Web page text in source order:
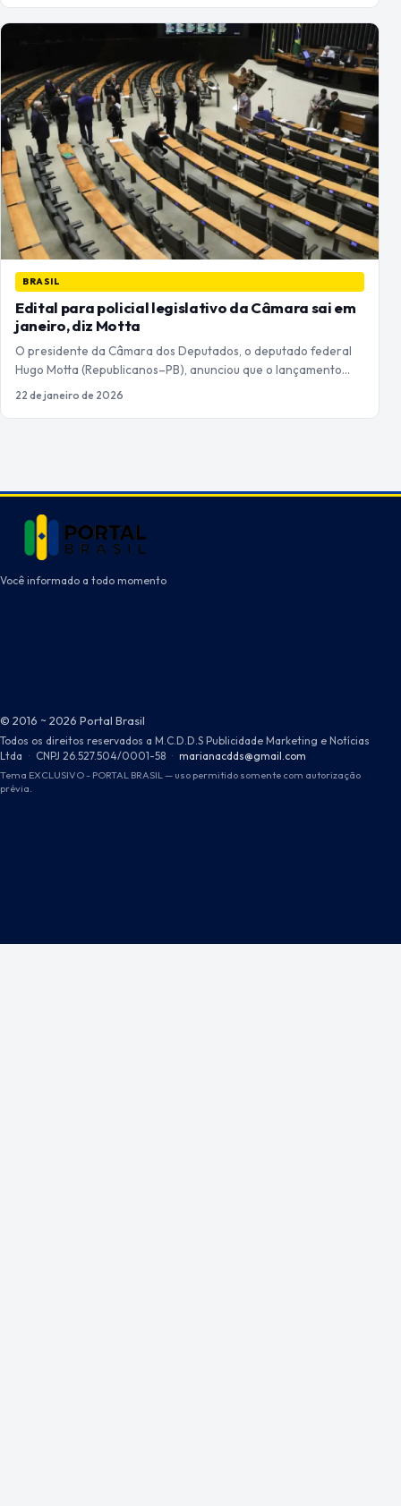
BRASIL
Edital para policial legislativo da Câmara sai em
janeiro, diz Motta
O presidente da Câmara dos Deputados, o deputado federal
Hugo Motta (Republicanos–PB), anunciou que o lançamento…
22 de janeiro de 2026
Você informado a todo momento
© 2016 ~ 2026 Portal Brasil
Todos os direitos reservados a M.C.D.D.S Publicidade Marketing e Notícias
Ltda · CNPJ 26.527.504/0001-58 · marianacdds@gmail.com
Tema EXCLUSIVO - PORTAL BRASIL — uso permitido somente com autorização
prévia.